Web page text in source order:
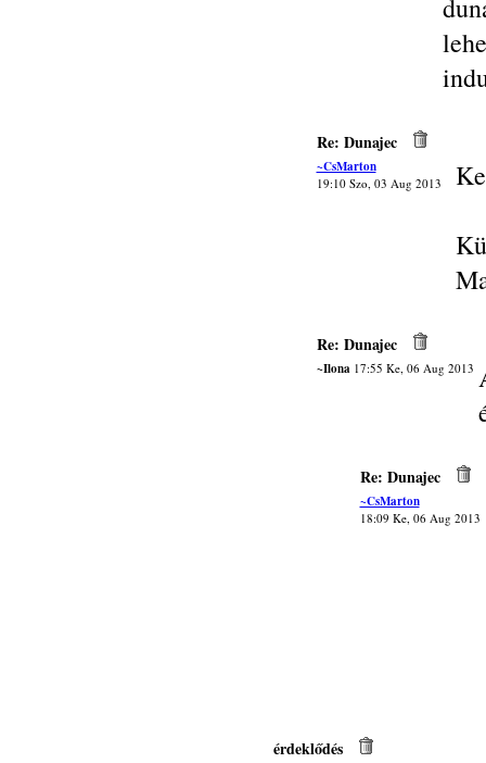
Re: Dunajec
~CsMarton
19:10 Szo, 03 Aug 2013
Re: Dunajec
~Ilona17:55 Ke, 06 Aug 2013
Re: Dunajec
~CsMarton
18:09 Ke, 06 Aug 2013
érdeklődés